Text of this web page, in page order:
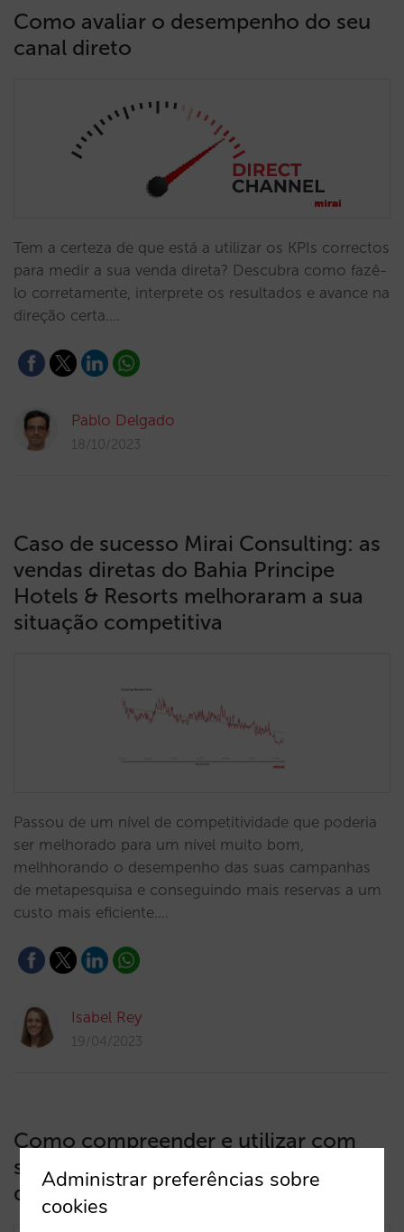
Como avaliar o desempenho do seu
canal direto
Tem a certeza de que está a utilizar os KPIs correctos
para medir a sua venda direta? Descubra como fazê-
lo corretamente, interprete os resultados e avance na
direção certa.…
Pablo Delgado
18/10/2023
Caso de sucesso Mirai Consulting: as
vendas diretas do Bahia Principe
Hotels & Resorts melhoraram a sua
situação competitiva
Passou de um nível de competitividade que poderia
ser melhorado para um nível muito bom,
melhhorando o desempenho das suas campanhas
de metapesquisa e conseguindo mais reservas a um
custo mais eficiente.…
Isabel Rey
19/04/2023
Como compreender e utilizar com
sucesso as opções gratuitas e pagas
do Google Hotels
Administrar preferências sobre
cookies